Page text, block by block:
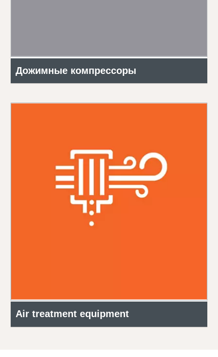
Дожимные компрессоры
Air treatment equipment